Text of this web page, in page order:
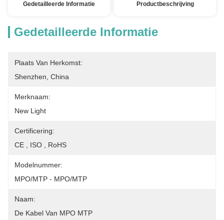
Gedetailleerde Informatie Productbeschrijving
Gedetailleerde Informatie
Plaats Van Herkomst:
Shenzhen, China
Merknaam:
New Light
Certificering:
CE , ISO , RoHS
Modelnummer:
MPO/MTP - MPO/MTP
Naam:
De Kabel Van MPO MTP